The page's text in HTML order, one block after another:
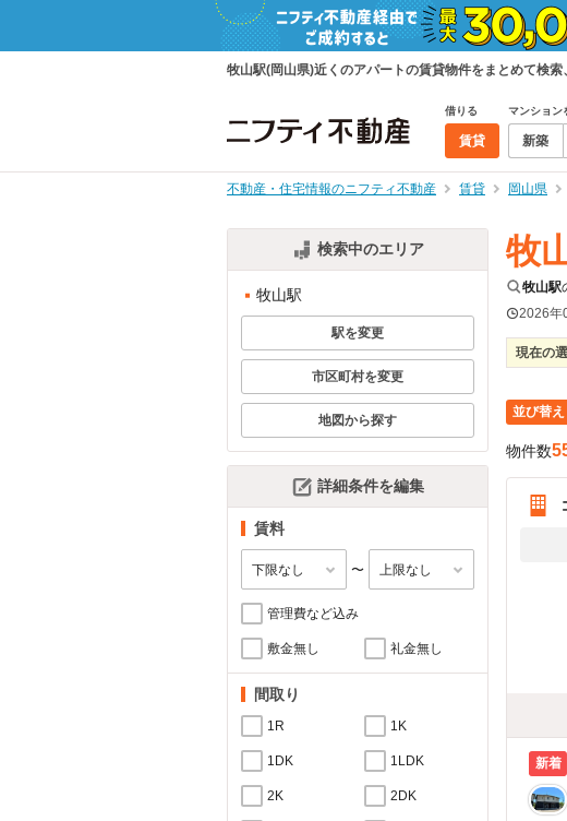
牧山駅(岡山県)近くのアパートの賃貸物件をまとめて検
借りる
賃貸
マンション
新築
不動産・住宅情報のニフティ不動産 賃貸 岡山県
検索中のエリア
牧山駅
駅を変更
市区町村を変更
地図から探す
詳細条件を編集
賃料
〜
管理費など込み
敷金無し 礼金無し
間取り
1R 1K
1DK 1LDK
2K 2DK
牧
牧山駅
2026年
現在の
並び替え
物件数
新着